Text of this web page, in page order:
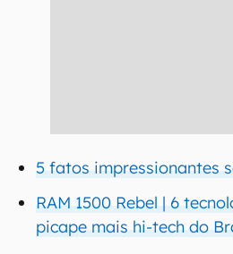
5 fatos impressionantes
RAM 1500 Rebel | 6
picape mais hi-tech do